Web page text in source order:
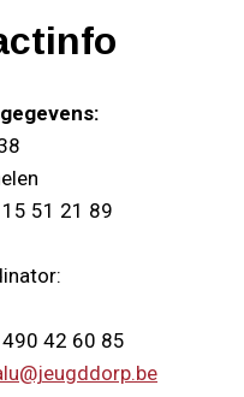
51 21 89
42 60 85